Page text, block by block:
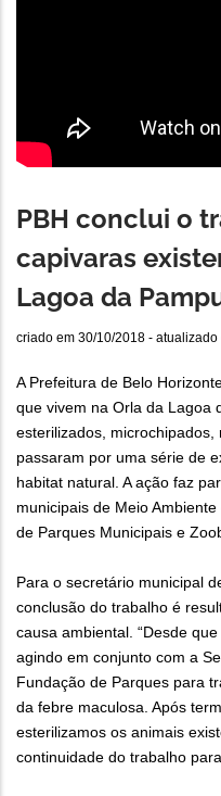
PBH conclui o
capivaras
Lagoa da
criado em 30/10/2018 - atualizado
A Prefeitura de Belo
que vivem na Orla da Lagoa
esterilizados, microchipados,
passaram por uma série de
habitat natural. A ação faz
municipais de Meio
de Parques Municipais e
Para o secretário municipal
conclusão do trabalho é
causa ambiental. “Desde
agindo em conjunto com a
Fundação de Parques para
da febre maculosa. Após
esterilizamos os animais
continuidade do trabalho